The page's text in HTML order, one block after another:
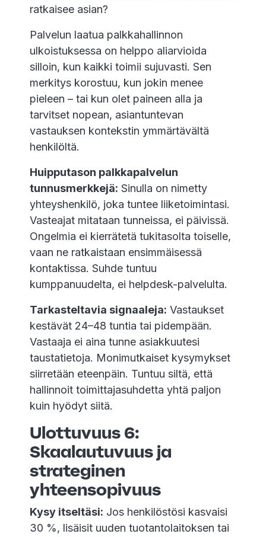
ratkaisee asian?
Palvelun laatua palkkahallinnon
ulkoistuksessa on helppo aliarvioida
silloin, kun kaikki toimii sujuvasti. Sen
merkitys korostuu, kun jokin menee
pieleen – tai kun olet paineen alla ja
tarvitset nopean, asiantuntevan
vastauksen kontekstin ymmärtävältä
henkilöltä.
Huipputason palkkapalvelun
tunnusmerkkejä: Sinulla on nimetty
yhteyshenkilö, joka tuntee liiketoimintasi.
Vasteajat mitataan tunneissa, ei päivissä.
Ongelmia ei kierrätetä tukitasolta toiselle,
vaan ne ratkaistaan ensimmäisessä
kontaktissa. Suhde tuntuu
kumppanuudelta, ei helpdesk-palvelulta.
Tarkasteltavia signaaleja: Vastaukset
kestävät 24–48 tuntia tai pidempään.
Vastaaja ei aina tunne asiakkuutesi
taustatietoja. Monimutkaiset kysymykset
siirretään eteenpäin. Tuntuu siltä, että
hallinnoit toimittajasuhdetta yhtä paljon
kuin hyödyt siitä.
Ulottuvuus 6:
Skaalautuvuus ja
strateginen
yhteensopivuus
Kysy itseltäsi: Jos henkilöstösi kasvaisi
30 %, lisäisit uuden tuotantolaitoksen tai